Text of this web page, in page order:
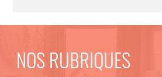
NOS RUBRIQUES